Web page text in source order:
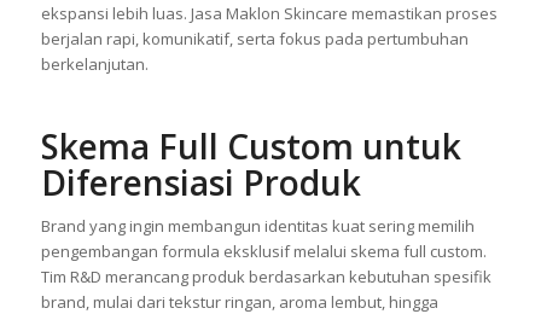
ekspansi lebih luas. Jasa Maklon Skincare memastikan proses
berjalan rapi, komunikatif, serta fokus pada pertumbuhan
berkelanjutan.
Skema Full Custom untuk
Diferensiasi Produk
Brand yang ingin membangun identitas kuat sering memilih
pengembangan formula eksklusif melalui skema full custom.
Tim R&D merancang produk berdasarkan kebutuhan spesifik
brand, mulai dari tekstur ringan, aroma lembut, hingga